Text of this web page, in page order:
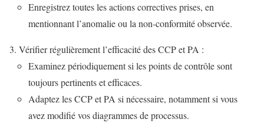
Enregistrez toutes les actions correctives prises, en
mentionnant l’anomalie ou la non-conformité observée.
Vérifier régulièrement l’efficacité des CCP et PA :
Examinez périodiquement si les points de contrôle sont
toujours pertinents et efficaces.
Adaptez les CCP et PA si nécessaire, notamment si vous
avez modifié vos diagrammes de processus.